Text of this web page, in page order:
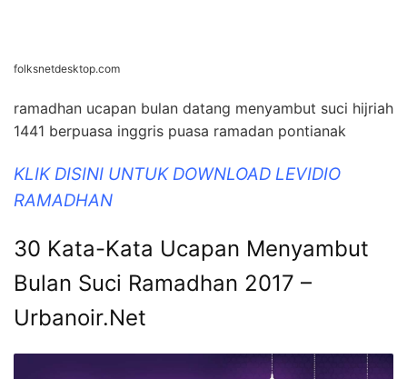
folksnetdesktop.com
ramadhan ucapan bulan datang menyambut suci hijriah
1441 berpuasa inggris puasa ramadan pontianak
KLIK DISINI UNTUK DOWNLOAD LEVIDIO
RAMADHAN
30 Kata-Kata Ucapan Menyambut
Bulan Suci Ramadhan 2017 –
Urbanoir.Net